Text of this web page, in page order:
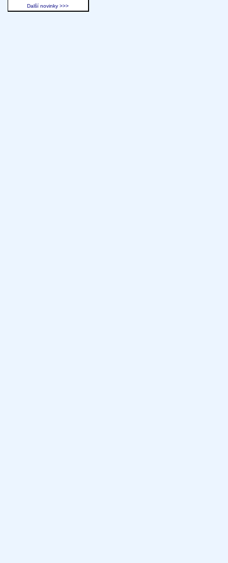
Další novinky >>>